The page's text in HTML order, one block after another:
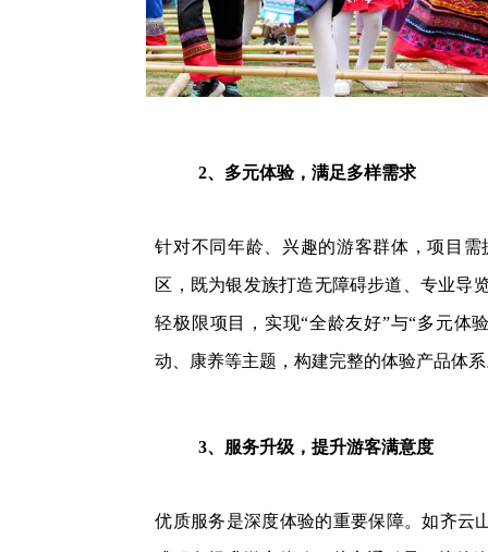
2、多元体验，满足多样需求
针对不同年龄、兴趣的游客群体，项目
区，既为银发族打造无障碍步道、专业导
轻极限项目，实现“全龄友好”与“多元体
动、康养等主题，构建完整的体验产品体
3、服务升级，提升游客满意度
优质服务是深度体验的重要保障。如齐云